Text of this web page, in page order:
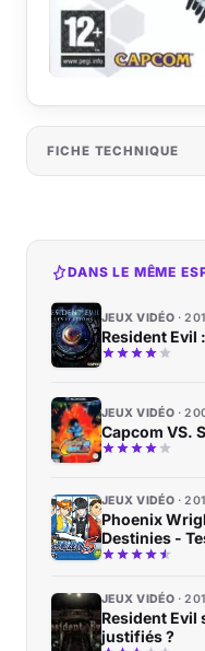
FICHE TECHNIQUE
DANS LE MÊME
JEUX VIDÉO
Resident Evil
JEUX VIDÉO
Capcom VS.
JEUX VIDÉO
Phoenix
Destinies -
JEUX VIDÉO
Resident Evil
justifiés ?